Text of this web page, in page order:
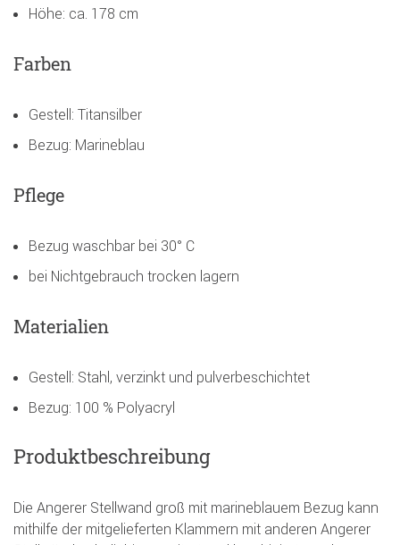
Höhe: ca. 178 cm
Farben
Gestell: Titansilber
Bezug: Marineblau
Pflege
Bezug waschbar bei 30° C
bei Nichtgebrauch trocken lagern
Materialien
Gestell: Stahl, verzinkt und pulverbeschichtet
Bezug: 100 % Polyacryl
Produktbeschreibung
Die Angerer Stellwand groß mit marineblauem Bezug kann
mithilfe der mitgelieferten Klammern mit anderen Angerer